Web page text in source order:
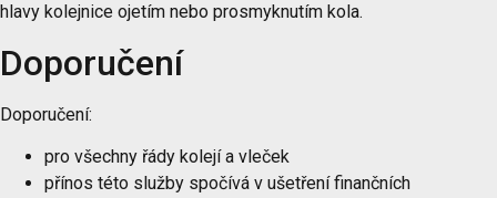
hlavy kolejnice ojetím nebo prosmyknutím kola.
Doporučení
Doporučení:
pro všechny řády kolejí a vleček
přínos této služby spočívá v ušetření finančních